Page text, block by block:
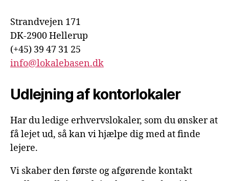
Strandvejen 171
DK-2900 Hellerup
(+45) 39 47 31 25
info@lokalebasen.dk
Udlejning af kontorlokaler
Har du ledige erhvervslokaler, som du ønsker at
få lejet ud, så kan vi hjælpe dig med at finde
lejere.
Vi skaber den første og afgørende kontakt